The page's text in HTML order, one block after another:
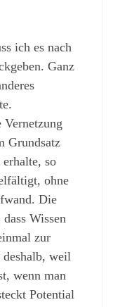
ich es nach
Ganz
Grundsatz
so
ohne
Die
Wissen
zur
weil
wenn man
Potential